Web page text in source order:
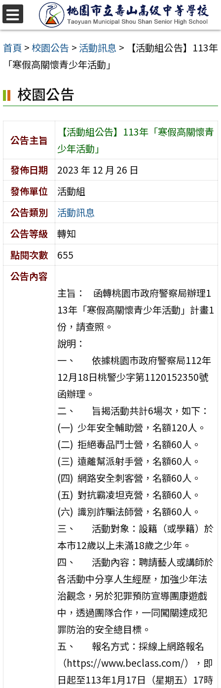
跳
至
主
容
區
首頁 >校園公告 > 活動訊息 >
【活動組公告】113年
「寒假高關懷青少年活動」
校園公告
公告主旨
【活動組公告】113年「寒假高關懷青
少年活動」
發佈日期
2023 年 12 月 26 日
發佈單位
活動組
公告類別
活動訊息
公告等級
轉知
點閱次數
655
公告內容
主旨： 函轉桃園市政府警察局辦理1
13年「寒假高關懷青少年活動」計畫1
份，請查照。
說明：
一、 依據桃園市政府警察局112年
12月18日桃警少字第1120152350號
函辦理。
二、 旨揭活動共計6場次，如下：
(一) 少年安全輔助營，名額120人。
(二) 拒絕毒品鬥士營，名額60人。
(三) 遠離幫派射手營，名額60人。
(四) 網路安全刺客營，名額60人。
(五) 對抗霸凌坦克營，名額60人。
(六) 識別詐騙法師營，名額60人。
三、 活動對象：設籍（或學籍）於
本市12歲以上未滿18歲之少年。
四、 活動內容：聘請藝人或講師於
各活動中分享人生經歷，加強少年法
治觀念，另於犯罪預防宣導團康遊戲
中，透過團隊合作，一同闖關達成犯
罪防治的安全總目標。
五、 報名方式：採線上網路報名
（https://www.beclass.com/），即
日起至113年1月17日（星期五）17時
選
單